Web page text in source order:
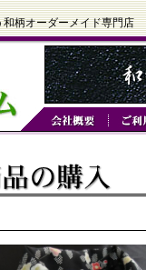
柄オーダーメイド専門店